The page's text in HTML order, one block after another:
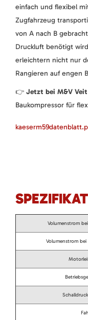
einfach und flexibel
Zugfahrzeug
von A nach B
Druckluft benötigt
erleichtern nicht nur
Rangieren auf engen
👉 Jetzt bei M&V
Baukompressor für
Volumenstrom
Volumenstrom bei